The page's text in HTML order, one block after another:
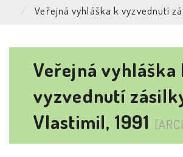
Veřejná vyhláška k vyzvednutí
Veřejná vyhláška
vyzvednutí
Vlastimil, 1991